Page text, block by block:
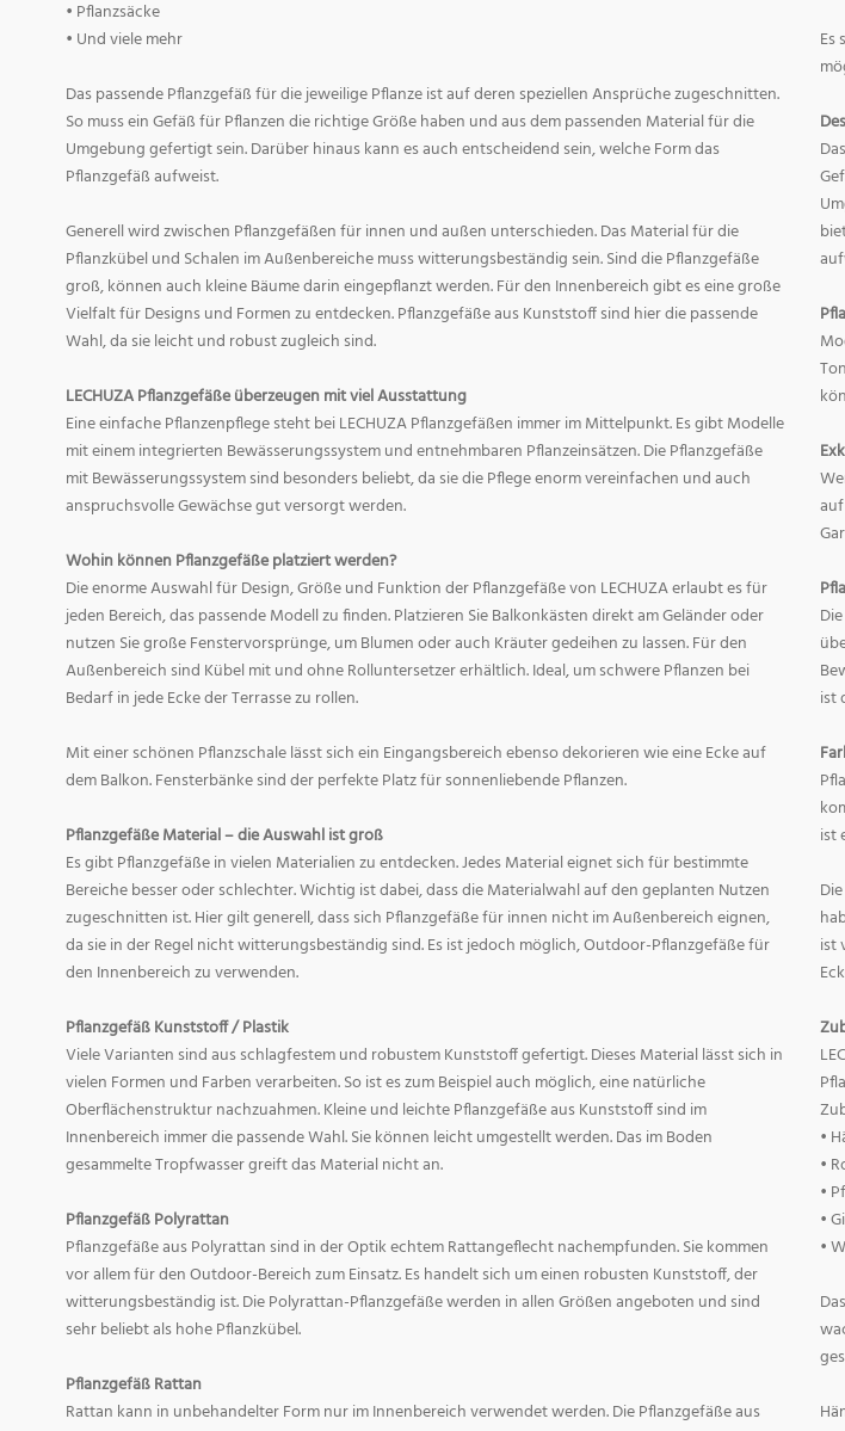
• Pflanzsäcke
• Und viele mehr
Das passende Pflanzgefäß für die jeweilige Pflanze ist auf deren speziellen Ansprüche zugeschnitten.
So muss ein Gefäß für Pflanzen die richtige Größe haben und aus dem passenden Material für die
Umgebung gefertigt sein. Darüber hinaus kann es auch entscheidend sein, welche Form das
Pflanzgefäß aufweist.
Generell wird zwischen Pflanzgefäßen für innen und außen unterschieden. Das Material für die
Pflanzkübel und Schalen im Außenbereiche muss witterungsbeständig sein. Sind die Pflanzgefäße
groß, können auch kleine Bäume darin eingepflanzt werden. Für den Innenbereich gibt es eine große
Vielfalt für Designs und Formen zu entdecken. Pflanzgefäße aus Kunststoff sind hier die passende
Wahl, da sie leicht und robust zugleich sind.
LECHUZA Pflanzgefäße überzeugen mit viel Ausstattung
Eine einfache Pflanzenpflege steht bei LECHUZA Pflanzgefäßen immer im Mittelpunkt. Es gibt Modelle
mit einem integrierten Bewässerungssystem und entnehmbaren Pflanzeinsätzen. Die Pflanzgefäße
mit Bewässerungssystem sind besonders beliebt, da sie die Pflege enorm vereinfachen und auch
anspruchsvolle Gewächse gut versorgt werden.
Wohin können Pflanzgefäße platziert werden?
Die enorme Auswahl für Design, Größe und Funktion der Pflanzgefäße von LECHUZA erlaubt es für
jeden Bereich, das passende Modell zu finden. Platzieren Sie Balkonkästen direkt am Geländer oder
nutzen Sie große Fenstervorsprünge, um Blumen oder auch Kräuter gedeihen zu lassen. Für den
Außenbereich sind Kübel mit und ohne Rolluntersetzer erhältlich. Ideal, um schwere Pflanzen bei
Bedarf in jede Ecke der Terrasse zu rollen.
Mit einer schönen Pflanzschale lässt sich ein Eingangsbereich ebenso dekorieren wie eine Ecke auf
dem Balkon. Fensterbänke sind der perfekte Platz für sonnenliebende Pflanzen.
Pflanzgefäße Material – die Auswahl ist groß
Es gibt Pflanzgefäße in vielen Materialien zu entdecken. Jedes Material eignet sich für bestimmte
Bereiche besser oder schlechter. Wichtig ist dabei, dass die Materialwahl auf den geplanten Nutzen
zugeschnitten ist. Hier gilt generell, dass sich Pflanzgefäße für innen nicht im Außenbereich eignen,
da sie in der Regel nicht witterungsbeständig sind. Es ist jedoch möglich, Outdoor-Pflanzgefäße für
den Innenbereich zu verwenden.
Pflanzgefäß Kunststoff / Plastik
Viele Varianten sind aus schlagfestem und robustem Kunststoff gefertigt. Dieses Material lässt sich in
vielen Formen und Farben verarbeiten. So ist es zum Beispiel auch möglich, eine natürliche
Oberflächenstruktur nachzuahmen. Kleine und leichte Pflanzgefäße aus Kunststoff sind im
Innenbereich immer die passende Wahl. Sie können leicht umgestellt werden. Das im Boden
gesammelte Tropfwasser greift das Material nicht an.
Pflanzgefäß Polyrattan
Pflanzgefäße aus Polyrattan sind in der Optik echtem Rattangeflecht nachempfunden. Sie kommen
vor allem für den Outdoor-Bereich zum Einsatz. Es handelt sich um einen robusten Kunststoff, der
witterungsbeständig ist. Die Polyrattan-Pflanzgefäße werden in allen Größen angeboten und sind
sehr beliebt als hohe Pflanzkübel.
Pflanzgefäß Rattan
Rattan kann in unbehandelter Form nur im Innenbereich verwendet werden. Die Pflanzgefäße aus
Es
ist
ist
ist
•
•
•
•
•